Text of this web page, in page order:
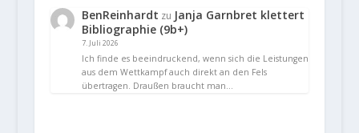
BenReinhardt zu Janja Garnbret klettert
Bibliographie (9b+)
7. Juli 2026
Ich finde es beeindruckend, wenn sich die Leistungen
aus dem Wettkampf auch direkt an den Fels
übertragen. Draußen braucht man…